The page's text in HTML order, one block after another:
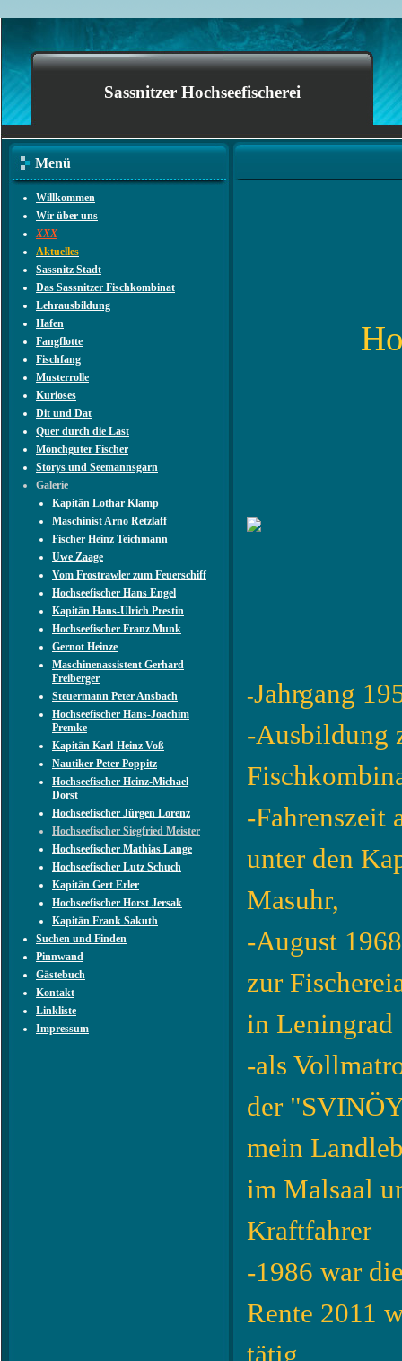
Sassnitzer Hochseefischerei
Menü
Willkommen
Wir über uns
XXX
Aktuelles
Sassnitz Stadt
Das Sassnitzer Fischkombinat
Lehrausbildung
Hafen
Fangflotte
Fischfang
Musterrolle
Kurioses
Dit und Dat
Quer durch die Last
Mönchguter Fischer
Storys und Seemannsgarn
Galerie
Kapitän Lothar Klamp
Maschinist Arno Retzlaff
Fischer Heinz Teichmann
Uwe Zaage
Vom Frostrawler zum Feuerschiff
Hochseefischer Hans Engel
Kapitän Hans-Ulrich Prestin
Hochseefischer Franz Munk
Gernot Heinze
Maschinenassistent Gerhard
Freiberger
Steuermann Peter Ansbach
Hochseefischer Hans-Joachim
Premke
Kapitän Karl-Heinz Voß
Nautiker Peter Poppitz
Hochseefischer Heinz-Michael
Dorst
Hochseefischer Jürgen Lorenz
Hochseefischer Siegfried Meister
Hochseefischer Mathias Lange
Hochseefischer Lutz Schuch
Kapitän Gert Erler
Hochseefischer Horst Jersak
Kapitän Frank Sakuth
Suchen und Finden
Pinnwand
Gästebuch
Kontakt
Linkliste
Impressum
-Jahrgang
-Ausbildung
-
unter den
Masuhr,
-August
zur
in Leningrad
-als
der
mein
im Malsaal
Kraftfahrer
-1986 war
Rente 2011
tätig